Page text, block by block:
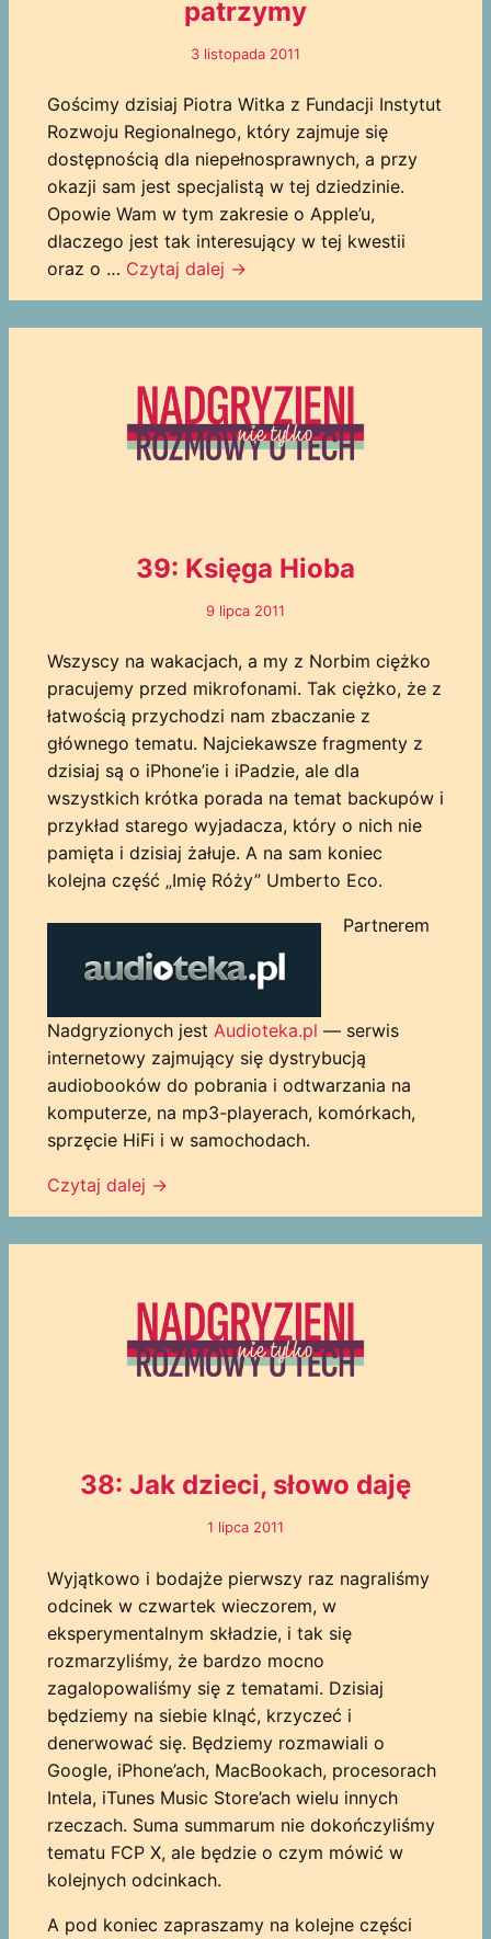
patrzymy
3 listopada 2011
Gościmy dzisiaj Piotra Witka z Fundacji Instytut
Rozwoju Regionalnego, który zajmuje się
dostępnością dla niepełnosprawnych, a przy
okazji sam jest specjalistą w tej dziedzinie.
Opowie Wam w tym zakresie o Apple’u,
dlaczego jest tak interesujący w tej kwestii
oraz o … Czytaj dalej →
39: Księga Hioba
9 lipca 2011
Wszyscy na wakacjach, a my z Norbim ciężko
pracujemy przed mikrofonami. Tak ciężko, że z
łatwością przychodzi nam zbaczanie z
głównego tematu. Najciekawsze fragmenty z
dzisiaj są o iPhone’ie i iPadzie, ale dla
wszystkich krótka porada na temat backupów i
przykład starego wyjadacza, który o nich nie
pamięta i dzisiaj żałuje. A na sam koniec
kolejna część „Imię Róży” Umberto Eco.
Partnerem
Nadgryzionych jest Audioteka.pl — serwis
internetowy zajmujący się dystrybucją
audiobooków do pobrania i odtwarzania na
komputerze, na mp3-playerach, komórkach,
sprzęcie HiFi i w samochodach.
Czytaj dalej →
38: Jak dzieci, słowo daję
1 lipca 2011
Wyjątkowo i bodajże pierwszy raz nagraliśmy
odcinek w czwartek wieczorem, w
eksperymentalnym składzie, i tak się
rozmarzyliśmy, że bardzo mocno
zagalopowaliśmy się z tematami. Dzisiaj
będziemy na siebie klnąć, krzyczeć i
denerwować się. Będziemy rozmawiali o
Google, iPhone’ach, MacBookach, procesorach
Intela, iTunes Music Store’ach wielu innych
rzeczach. Suma summarum nie dokończyliśmy
tematu FCP X, ale będzie o czym mówić w
kolejnych odcinkach.
A pod koniec zapraszamy na kolejne części